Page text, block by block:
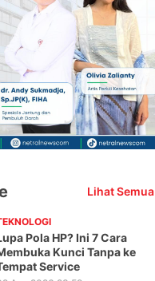
Lihat Semua
Pola HP? Ini 7 Cara
Kunci Tanpa ke
Service